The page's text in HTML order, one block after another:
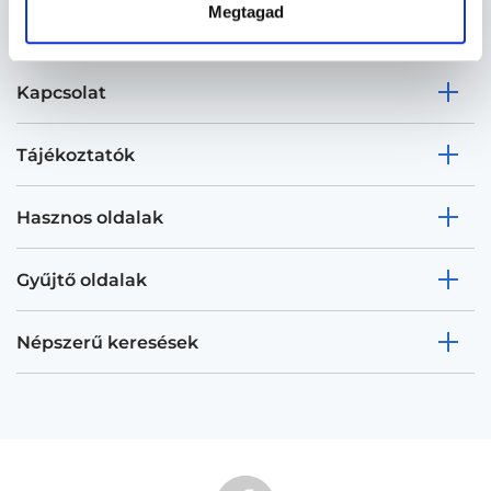
Megtagad
Kapcsolat
Tájékoztatók
Hasznos oldalak
Gyűjtő oldalak
Népszerű keresések